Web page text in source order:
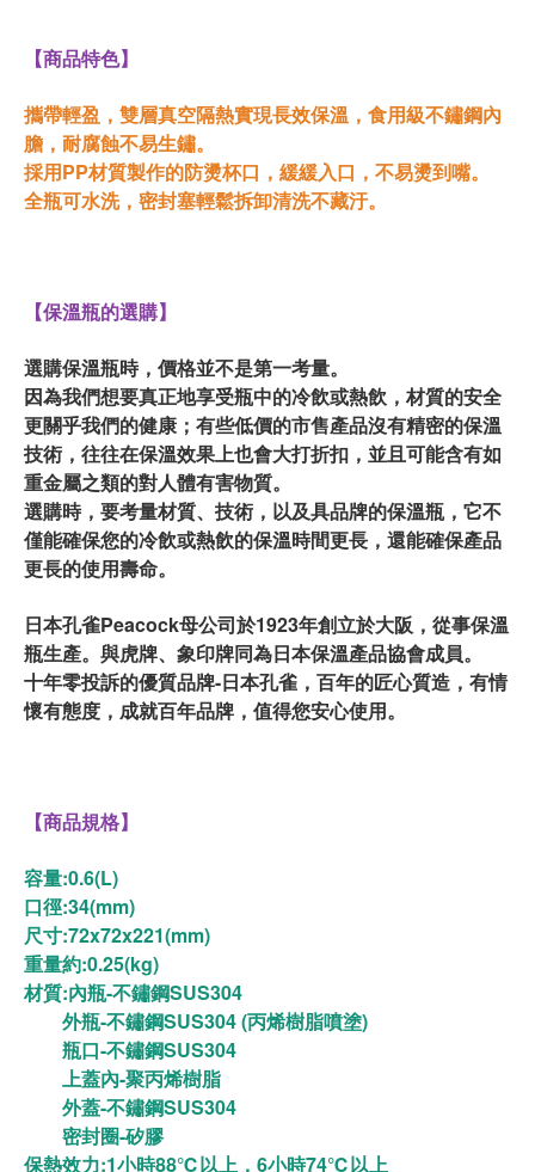
【商品特色】
攜帶輕盈，雙層真空隔熱實現長效保溫，食用級不鏽鋼內
膽，耐腐蝕不易生鏽。
採用PP材質製作的防燙杯口，緩緩入口，不易燙到嘴。
全瓶可水洗，密封塞輕鬆拆卸清洗不藏汙。
【保溫瓶的選購】
選購保溫瓶時，價格並不是第一考量。
因為我們想要真正地享受瓶中的冷飲或熱飲，材質的安全
更關乎我們的健康；有些低價的市售產品沒有精密的保溫
技術，往往在保溫效果上也會大打折扣，並且可能含有如
重金屬之類的對人體有害物質。
選購時，要考量材質、技術，以及具品牌的保溫瓶，它不
僅能確保您的冷飲或熱飲的保溫時間更長，還能確保產品
更長的使用壽命。
日本孔雀Peacock母公司於1923年創立於大阪，從事保溫
瓶生產。與虎牌、象印牌同為日本保溫產品協會成員。
十年零投訴的優質品牌-日本孔雀，百年的匠心質造，有情
懷有態度，成就百年品牌，值得您安心使用。
【商品規格】
容量:0.6(L)
口徑:34(mm)
尺寸:72x72x221(mm)
重量約:0.25(kg)
材質:內瓶-不鏽鋼SUS304
外瓶-不鏽鋼SUS304 (丙烯樹脂噴塗)
瓶口-不鏽鋼SUS304
上蓋內-聚丙烯樹脂
外蓋-不鏽鋼SUS304
密封圈-矽膠
保熱效力:1小時88℃以上，6小時74℃以上